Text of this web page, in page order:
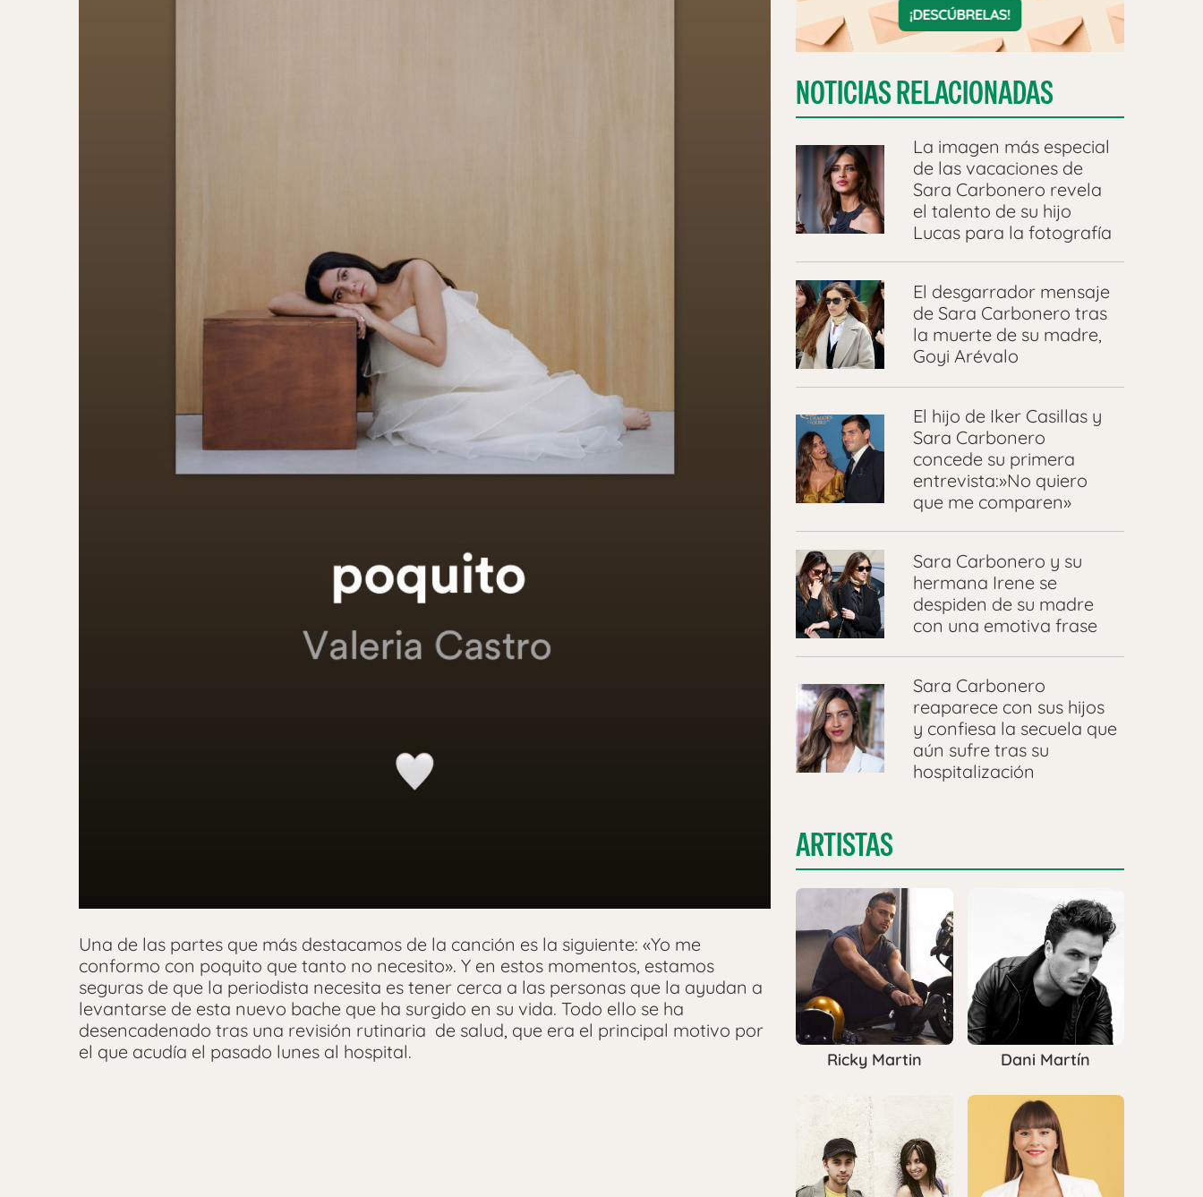
Una de las partes que más destacamos de la canción es la siguiente: «Yo me
conformo con poquito que tanto no necesito». Y en estos momentos, estamos
seguras de que la periodista necesita es tener cerca a las personas que la ayudan a
levantarse de esta nuevo bache que ha surgido en su vida. Todo ello se ha
desencadenado tras una revisión rutinaria de salud, que era el principal motivo por
el que acudía el pasado lunes al hospital.
NOTICIAS RELACIONADAS
La imagen más especial
de las vacaciones de
Sara Carbonero revela
el talento de su hijo
Lucas para la fotografía
El desgarrador mensaje
de Sara Carbonero tras
la muerte de su madre,
Goyi Arévalo
El hijo de Iker Casillas y
Sara Carbonero
concede su primera
entrevista:»No quiero
que me comparen»
Sara Carbonero y su
hermana Irene se
despiden de su madre
con una emotiva frase
Sara Carbonero
reaparece con sus hijos
y confiesa la secuela que
aún sufre tras su
hospitalización
ARTISTAS
Ricky Martin Dani Martín